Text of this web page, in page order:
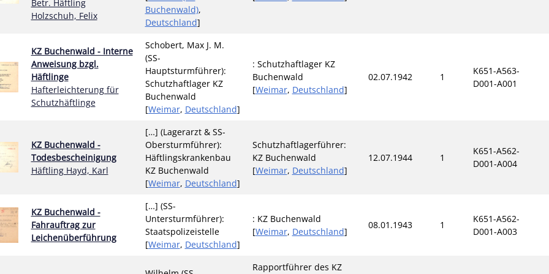
Betr. Häftling
Holzschuh, Felix
Buchenwald),
Deutschland]
KZ Buchenwald - Interne
Anweisung bzgl.
Häftlinge
Hafterleichterung für
Schutzhäftlinge
Schobert, Max J. M.
(SS-
Hauptsturmführer):
Schutzhaftlager KZ
Buchenwald
[Weimar, Deutschland]
: Schutzhaftlager KZ
Buchenwald
[Weimar, Deutschland]
02.07.1942 1
K651-A563-
D001-A001
KZ Buchenwald -
Todesbescheinigung
Häftling Hayd, Karl
[…] (Lagerarzt & SS-
Obersturmführer):
Häftlingskrankenbau
KZ Buchenwald
[Weimar, Deutschland]
Schutzhaftlagerführer:
KZ Buchenwald
[Weimar, Deutschland]
12.07.1944 1
K651-A562-
D001-A004
KZ Buchenwald -
Fahrauftrag zur
Leichenüberführung
[…] (SS-
Untersturmführer):
Staatspolizeistelle
[Weimar, Deutschland]
: KZ Buchenwald
[Weimar, Deutschland]
08.01.1943 1
K651-A562-
D001-A003
Rapportführer des KZ